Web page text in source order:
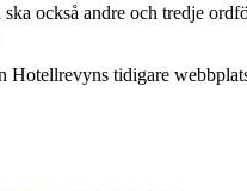
ska också andre och tredje
Hotellrevyns tidigare